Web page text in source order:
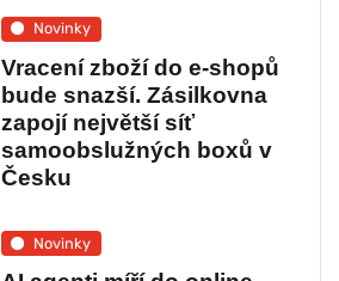
Novinky
Vracení zboží do e-shopů
bude snazší. Zásilkovna
zapojí největší síť
samoobslužných boxů v
Česku
Novinky